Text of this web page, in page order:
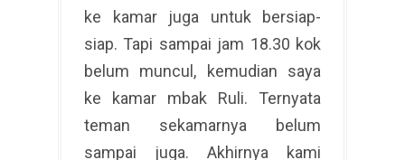
ke kamar juga untuk bersiap-
siap. Tapi sampai jam 18.30 kok
belum muncul, kemudian saya
ke kamar mbak Ruli. Ternyata
teman sekamarnya belum
sampai juga. Akhirnya kami